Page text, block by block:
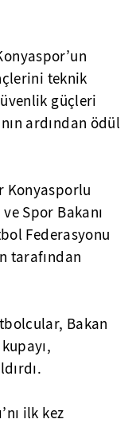
teknik
güçleri
ardından ödül
Konyasporlu
Spor Bakanı
Federasyonu
tarafından
Bakan
ilk kez